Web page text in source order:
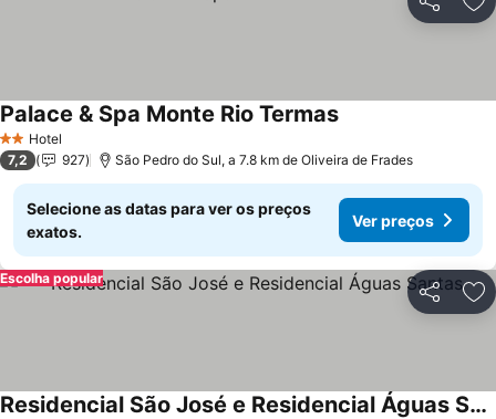
Partilhar
2 Estrelas
Hotel
Palace & Spa Monte Rio TermasVer preços
7,2 927 São Pedro do Sul, a 7.8 km de Oliveira de Frades
Selecione as datas para ver os preços
exatos.
Ver preços
Partilhar
Escolha popular
Residencial São José e Residencial Águas Santas